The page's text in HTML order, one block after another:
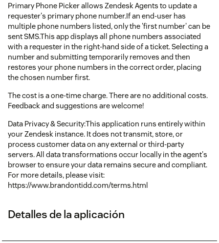
Primary Phone Picker allows Zendesk Agents to update a
requester's primary phone number.If an end-user has
multiple phone numbers listed, only the 'first number' can be
sent SMS.This app displays all phone numbers associated
with a requester in the right-hand side of a ticket. Selecting a
number and submitting temporarily removes and then
restores your phone numbers in the correct order, placing
the chosen number first.
The cost is a one-time charge. There are no additional costs.
Feedback and suggestions are welcome!
Data Privacy & Security:This application runs entirely within
your Zendesk instance. It does not transmit, store, or
process customer data on any external or third-party
servers. All data transformations occur locally in the agent's
browser to ensure your data remains secure and compliant.
For more details, please visit:
https://www.brandontidd.com/terms.html
Detalles de la aplicación